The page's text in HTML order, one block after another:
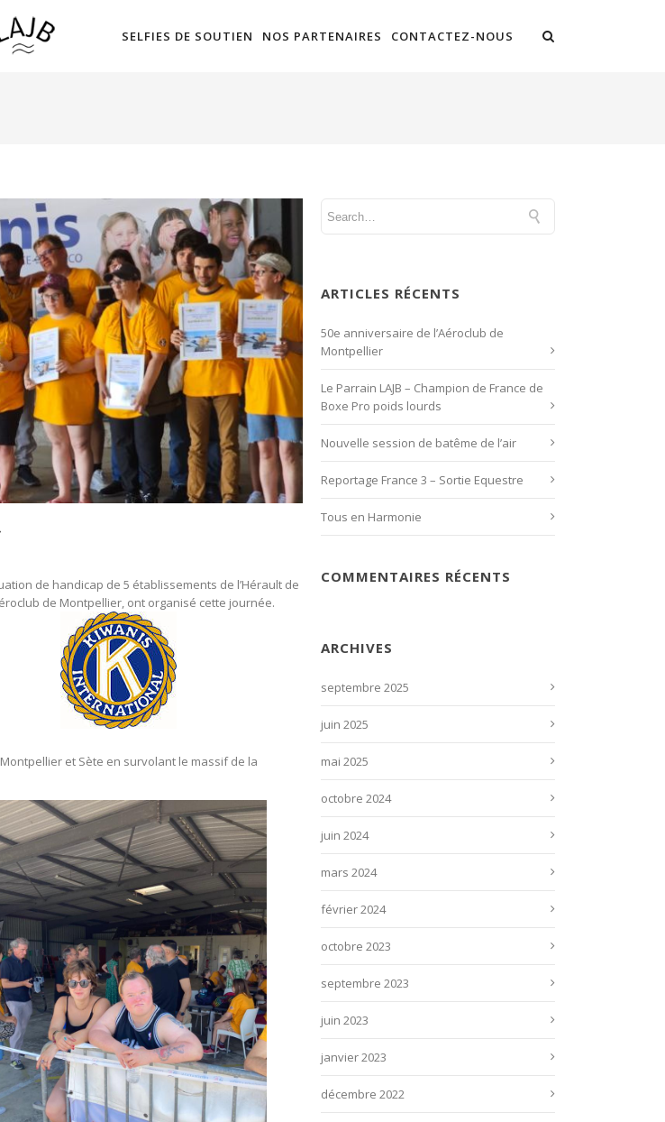
SELFIES DE SOUTIEN NOS PARTENAIRES CONTACTEZ-NOUS
de handicap de 5 établissements de l’Hérault de
de Montpellier, ont organisé cette journée.
et Sète en survolant le massif de la
ARTICLES RÉCENTS
50e anniversaire de l’Aéroclub de
Montpellier
Le Parrain LAJB – Champion de France de
Boxe Pro poids lourds
Nouvelle session de batême de l’air
Reportage France 3 – Sortie Equestre
Tous en Harmonie
COMMENTAIRES RÉCENTS
ARCHIVES
septembre 2025
juin 2025
mai 2025
octobre 2024
juin 2024
mars 2024
février 2024
octobre 2023
septembre 2023
juin 2023
janvier 2023
décembre 2022